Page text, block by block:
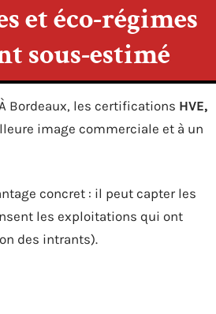
et éco-régimes
sous-estimé
Bordeaux, les certifications HVE,
image commerciale et à un
concret : il peut capter les
les exploitations qui ont
des intrants).